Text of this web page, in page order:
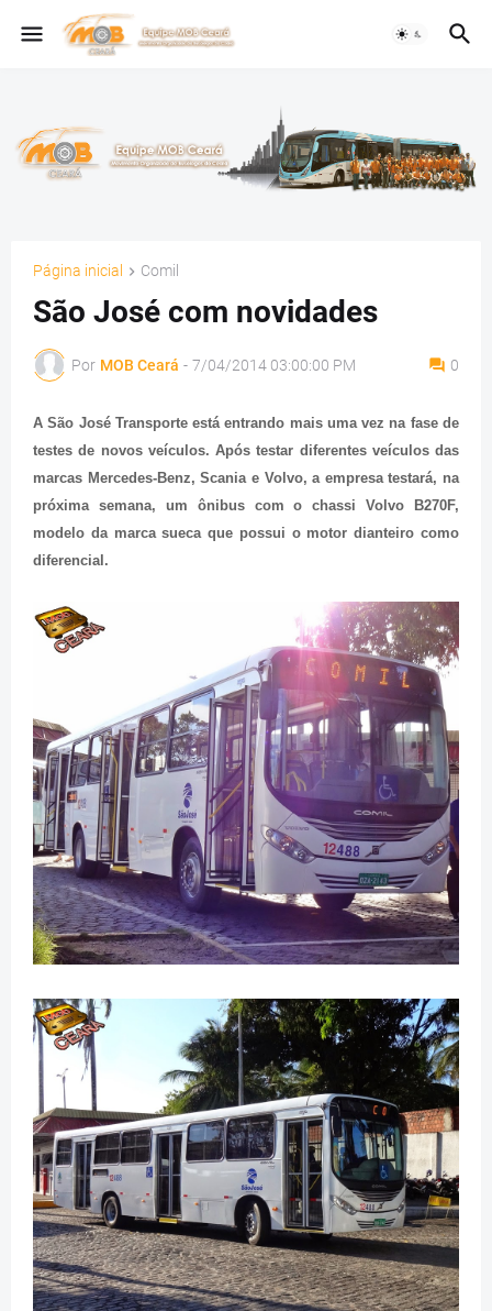
Página inicial Comil
São José com novidades
Por MOB Ceará - 7/04/2014 03:00:00 PM 0
A São José Transporte está entrando mais uma vez na fase de
testes de novos veículos. Após testar diferentes veículos das
marcas Mercedes-Benz, Scania e Volvo, a empresa testará, na
próxima semana, um ônibus com o chassi Volvo B270F,
modelo da marca sueca que possui o motor dianteiro como
diferencial.